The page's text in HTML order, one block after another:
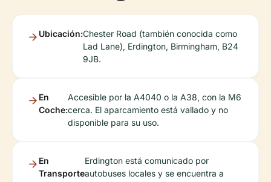
Ubicación:Chester Road (también conocida como
Lad Lane), Erdington, Birmingham, B24
9JB.
En
Coche:
Accesible por la A4040 o la A38, con la M6
cerca. El aparcamiento está vallado y no
disponible para su uso.
En
Transporte
Erdington está comunicado por
autobuses locales y se encuentra a